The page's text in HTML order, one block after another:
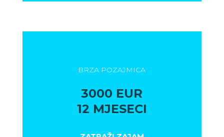
BRZA POZAJMICA
3000 EUR
12 MJESECI